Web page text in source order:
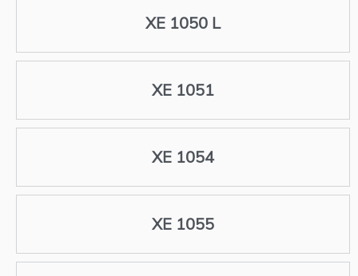
XE 1050 L
XE 1051
XE 1054
XE 1055